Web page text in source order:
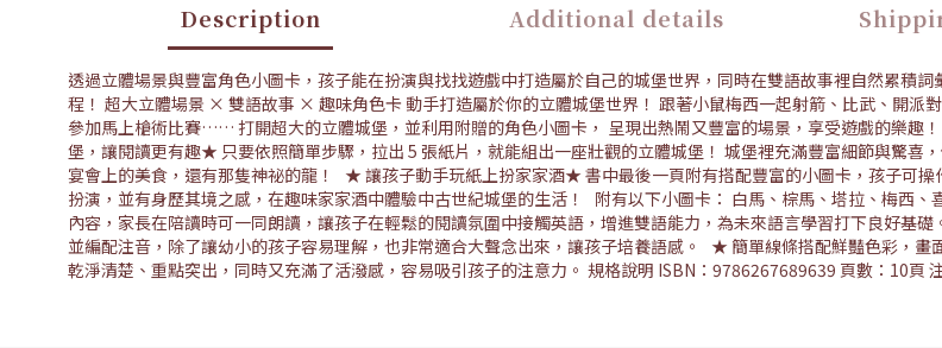
Description Additional details
透過立體場景與豐富角色小圖卡，孩子能在扮演與找找遊戲中打造屬於自己的城堡世界，同時在雙語故事裡自然累積
程！ 超大立體場景 × 雙語故事 × 趣味角色卡 動手打造屬於你的立體城堡世界！ 跟著小鼠梅西一起射箭、比武、開派
參加馬上槍術比賽…… 打開超大的立體城堡，並利用附贈的角色小圖卡， 呈現出熱鬧又豐富的場景，享受遊戲的樂趣
堡，讓閱讀更有趣★ 只要依照簡單步驟，拉出 5 張紙片，就能組出一座壯觀的立體城堡！ 城堡裡充滿豐富細節與驚
宴會上的美食，還有那隻神祕的龍！ ★ 讓孩子動手玩紙上扮家家酒★ 書中最後一頁附有搭配豐富的小圖卡，孩子可
扮演，並有身歷其境之感，在趣味家家酒中體驗中古世紀城堡的生活！ 附有以下小圖卡： 白馬、棕馬、塔拉、梅西
內容，家長在陪讀時可一同朗讀，讓孩子在輕鬆的閱讀氛圍中接觸英語，增進雙語能力，為未來語言學習打下良好
並編配注音，除了讓幼小的孩子容易理解，也非常適合大聲念出來，讓孩子培養語感。 ★ 簡單線條搭配鮮豔色彩，
乾淨清楚、重點突出，同時又充滿了活潑感，容易吸引孩子的注意力。 規格說明 ISBN：9786267689639 頁數：10